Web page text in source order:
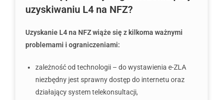
uzyskiwaniu L4 na NFZ?
Uzyskanie L4 na NFZ wiąże się z kilkoma ważnymi
problemami i ograniczeniami:
zależność od technologii – do wystawienia e-ZLA
niezbędny jest sprawny dostęp do internetu oraz
działający system telekonsultacji,